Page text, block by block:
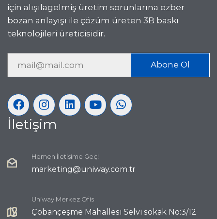
için alışılagelmiş üretim sorunlarına ezber
bozan anlayışı ile çözüm üreten 3B baskı
teknolojileri üreticisidir.
Abone Ol
İletişim
Hemen İletişime Geç!
marketing@uniway.com.tr
Uniway Merkez Ofis
Çobançeşme Mahallesi Selvi sokak No:3/12